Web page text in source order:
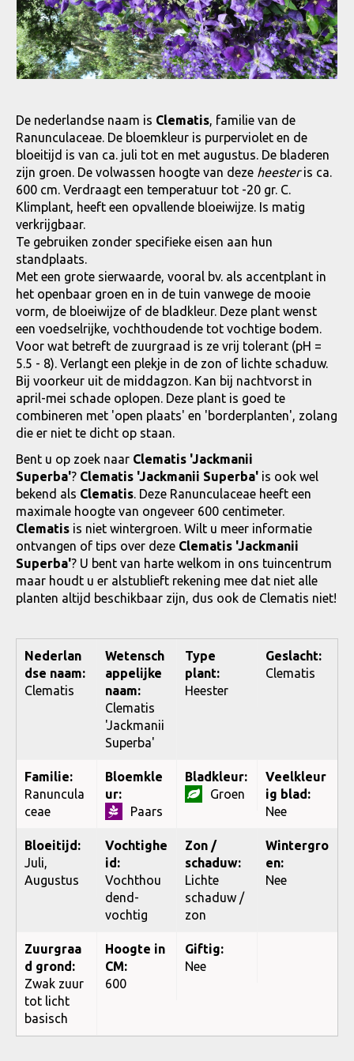
De nederlandse naam is Clematis, familie van de
Ranunculaceae. De bloemkleur is purperviolet en de
bloeitijd is van ca. juli tot en met augustus. De bladeren
zijn groen. De volwassen hoogte van deze heesteris ca.
600 cm. Verdraagt een temperatuur tot -20 gr. C.
Klimplant, heeft een opvallende bloeiwijze. Is matig
verkrijgbaar.
Te gebruiken zonder specifieke eisen aan hun
standplaats.
Met een grote sierwaarde, vooral bv. als accentplant in
het openbaar groen en in de tuin vanwege de mooie
vorm, de bloeiwijze of de bladkleur. Deze plant wenst
een voedselrijke, vochthoudende tot vochtige bodem.
Voor wat betreft de zuurgraad is ze vrij tolerant (pH =
5.5 - 8). Verlangt een plekje in de zon of lichte schaduw.
Bij voorkeur uit de middagzon. Kan bij nachtvorst in
april-mei schade oplopen. Deze plant is goed te
combineren met 'open plaats' en 'borderplanten', zolang
die er niet te dicht op staan.
Bent u op zoek naar Clematis 'Jackmanii
Superba'? Clematis 'Jackmanii Superba' is ook wel
bekend als Clematis. Deze Ranunculaceae heeft een
maximale hoogte van ongeveer 600 centimeter.
Clematis is niet wintergroen. Wilt u meer informatie
ontvangen of tips over deze Clematis 'Jackmanii
Superba'? U bent van harte welkom in ons tuincentrum
maar houdt u er alstublieft rekening mee dat niet alle
planten altijd beschikbaar zijn, dus ook de Clematis niet!
Nederlan
dse naam:
Clematis
Wetensch
appelijke
naam:
Clematis
'Jackmanii
Superba'
Type
plant:
Heester
Geslacht:
Clematis
Familie:
Ranuncula
ceae
Bloemkle
ur:
Paars
Bladkleur:
Groen
Veelkleur
ig blad:
Nee
Bloeitijd:
Juli,
Augustus
Vochtighe
id:
Vochthou
dend-
vochtig
Zon /
schaduw:
Lichte
schaduw /
zon
Wintergro
en:
Nee
Zuurgraa
d grond:
Zwak zuur
tot licht
basisch
Hoogte in
CM:
600
Giftig:
Nee